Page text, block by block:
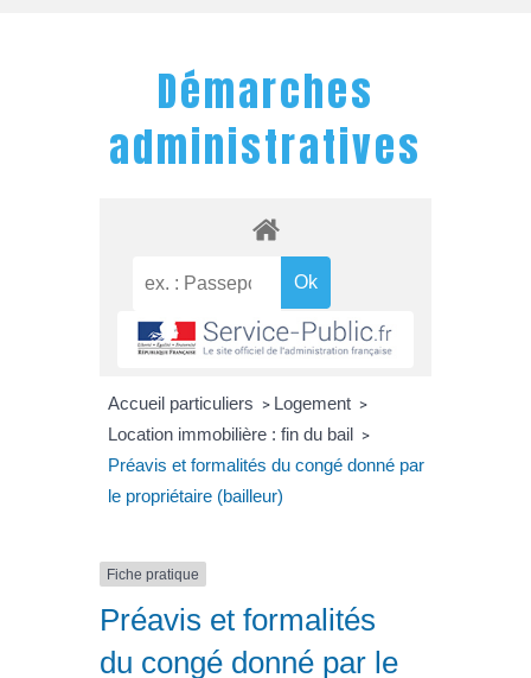
Démarches
administratives
Accueil particuliers > Logement >
Location immobilière : fin du bail >
Préavis et formalités du congé donné par
le propriétaire (bailleur)
Fiche pratique
Préavis et formalités
du congé donné par le